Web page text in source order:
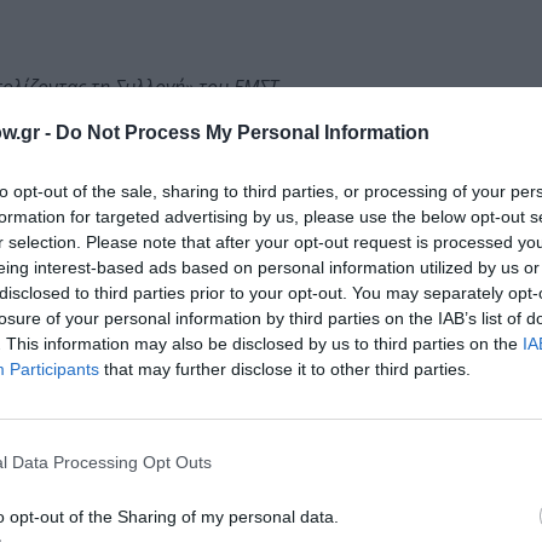
- Do Not Process My Personal Information
opt-out of the sale, sharing to third parties, or processing of your
for targeted advertising by us, please use the below opt-out
selection. Please note that after your opt-out request is processed
interest-based ads based on personal information utilized by us
to third parties prior to your opt-out. You may separately
of your personal information by third parties on the IAB’s list of
This information may also be disclosed by us to third parties on the
Participants that may further disclose it to other third parties.
Data Processing Opt Outs
opt-out of the Sharing of my personal data.
τη Συλλογή» του ΕΜΣΤ
καταβολές και προέλευση, δημιουργούν έργα με τη
και performance- και αναπτύσσουν θέματα
το χώρο του Καπνεργοστασίουεμπλουτίζουν και
τους καλλιτέχνεςΑναστασία Δούκα, Brendan
Ligon, Μαρία Λοϊζίδου, Teresa Margolles, Ad Minoliti,
Adrián Villar Rojas και Danh Võ.
το κτίριο του Καπνεργοστασίου και την ιστορία του,
ενώ θα υλοποιηθούν παράλληλες δράσεις όπως